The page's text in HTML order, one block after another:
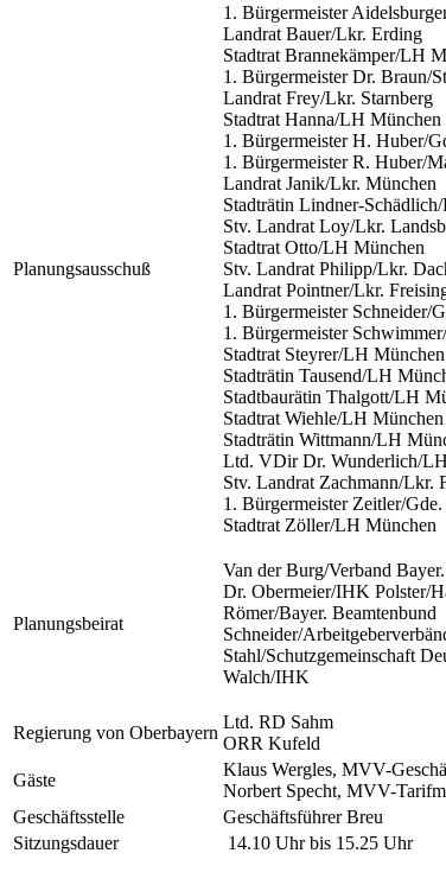
Planungsausschuß
1. Bürgermeister
Landrat Bauer/Lkr. Erding
Stadtrat Brannekämper/LH
1. Bürgermeister Dr. Braun/
Landrat Frey/Lkr. Starnberg
Stadtrat Hanna/LH München
1. Bürgermeister H. Huber/
1. Bürgermeister R. Huber/
Landrat Janik/Lkr. München
Stadträtin Lindner-
Stv. Landrat Loy/Lkr.
Stadtrat Otto/LH München
Stv. Landrat Philipp/Lkr.
Landrat Pointner/Lkr.
1. Bürgermeister Schneider/
1. Bürgermeister
Stadtrat Steyrer/LH München
Stadträtin Tausend/LH
Stadtbaurätin Thalgott/LH
Stadtrat Wiehle/LH München
Stadträtin Wittmann/LH
Ltd. VDir Dr. Wunderlich/
Stv. Landrat Zachmann/Lkr.
1. Bürgermeister Zeitler/
Stadtrat Zöller/LH München
Planungsbeirat
Van der Burg/Verband
Dr. Obermeier/IHK Polster/
Römer/Bayer. Beamtenbund
Schneider/
Stahl/Schutzgemeinschaft
Walch/IHK
Regierung von Oberbayern
Ltd. RD Sahm
ORR Kufeld
Gäste
Klaus Wergles, MVV-
Norbert Specht, MVV-
Geschäftsstelle
Geschäftsführer Breu
Sitzungsdauer
14.10 Uhr bis 15.25 Uhr